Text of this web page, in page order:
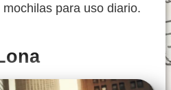
para uso diario.